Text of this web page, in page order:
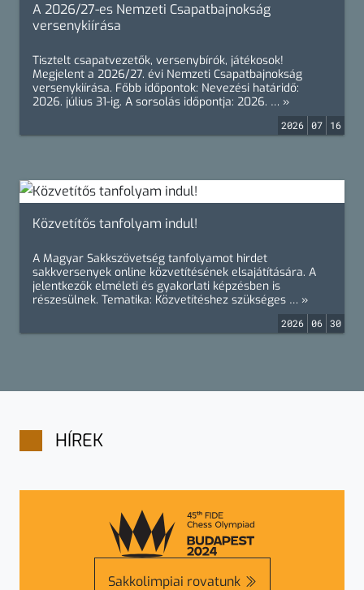
A 2026/27-es Nemzeti Csapatbajnokság
versenykiírása
Tisztelt csapatvezetők, versenybírók, játékosok!
Megjelent a 2026/27. évi Nemzeti Csapatbajnokság
versenykiírása. Főbb időpontok: Nevezési határidő:
2026. július 31-ig. A sorsolás időpontja: 2026. … »
2026 07 16
Közvetítős tanfolyam indul!
A Magyar Sakkszövetség tanfolyamot hirdet
sakkversenyek online közvetítésének elsajátítására. A
jelentkezők elméleti és gyakorlati képzésben is
részesülnek. Tematika: Közvetítéshez szükséges … »
2026 06 30
HÍREK
Sakkolimpiai rovatunk